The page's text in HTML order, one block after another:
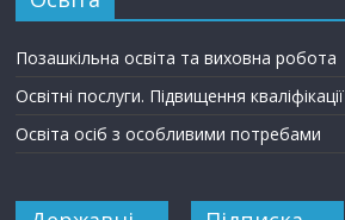
Позашкільна освіта та виховна робота
Освітні послуги. Підвищення кваліфікації
Освіта осіб з особливими потребами